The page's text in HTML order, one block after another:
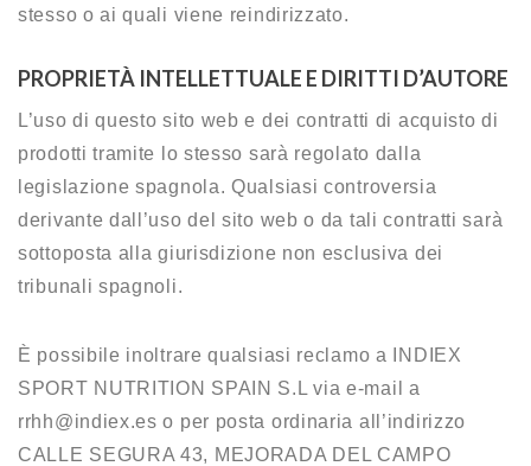
stesso o ai quali viene reindirizzato.
PROPRIETÀ INTELLETTUALE E DIRITTI D’AUTORE
L’uso di questo sito web e dei contratti di acquisto di
prodotti tramite lo stesso sarà regolato dalla
legislazione spagnola. Qualsiasi controversia
derivante dall’uso del sito web o da tali contratti sarà
sottoposta alla giurisdizione non esclusiva dei
tribunali spagnoli.
È possibile inoltrare qualsiasi reclamo a INDIEX
SPORT NUTRITION SPAIN S.L via e-mail a
rrhh@indiex.es o per posta ordinaria all’indirizzo
CALLE SEGURA 43, MEJORADA DEL CAMPO